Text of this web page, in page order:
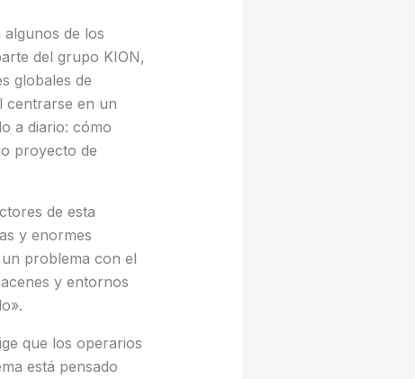
de los
del grupo KION,
globales de
centrarse en un
a diario: cómo
proyecto de
de esta
y enormes
problema con el
y entornos
que los operarios
está pensado